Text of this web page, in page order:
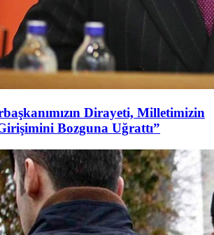
Dirayeti, Milletimizin
Bozguna Uğrattı”